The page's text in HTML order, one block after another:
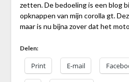
zetten. De bedoeling is een blog
opknappen van mijn corolla gt.
maar is nu bijna zover dat het
Delen:
Print E-mail